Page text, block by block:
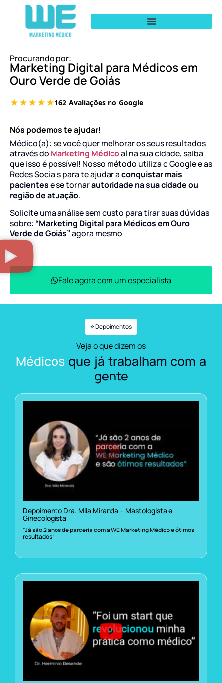
Procurando por:
Marketing Digital para Médicos em
Ouro Verde de Goiás
Nós podemos te ajudar!
Médico(a): se você quer melhorar os seus resultados
através do Marketing Médicoaí na sua cidade, saiba
que isso é possível! Nosso método utiliza o Google e as
Redes Sociais para te ajudar aconquistar mais
pacientese se tornarautoridade na sua cidade ou
região de atuação.
Solicite uma análise sem custo para tirar suas dúvidas
sobre: “Marketing Digital para Médicos em Ouro
Verde de Goiás”agora mesmo
Fale agora com um especialista
⭐ Depoimentos
Veja o que dizem os
Médicos que já trabalham com a
gente
Depoimento Dra. Mila Miranda – Mastologista e
Ginecologista
“Já são 2 anos de parceria com a WE Marketing Médico e ótimos
resultados”